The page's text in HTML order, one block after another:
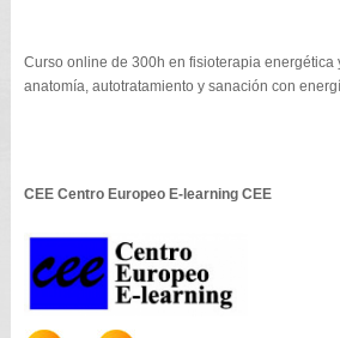
Curso online de 300h en fisioterapia energética
anatomía, autotratamiento y sanación con
CEE Centro Europeo E-learning CEE